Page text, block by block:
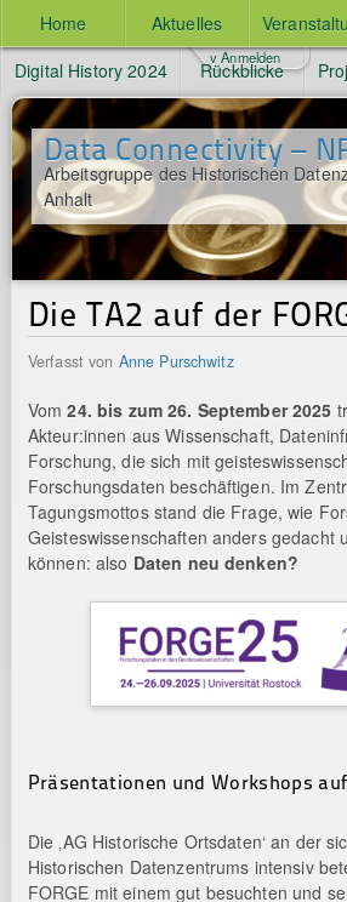
Home Aktuelles
Digital History 2024
Rückblicke
Data Connectivity –
Arbeitsgruppe des Historischen
Anhalt
v Anmelden
Die TA2 auf der
Verfasst von Anne Purschwitz
Vom24. bis zum 26. September 2025
Akteur:innen aus Wissenschaft,
Forschung, die sich mit
Forschungsdaten beschäftigen. Im
Tagungsmottos stand die Frage, wie
Geisteswissenschaften anders gedacht
können: also Daten neu denken?
Präsentationen und Workshops auf
Die ‚AG Historische Ortsdaten‘ an der
Historischen Datenzentrums intensiv
FORGE mit einem gut besuchten und